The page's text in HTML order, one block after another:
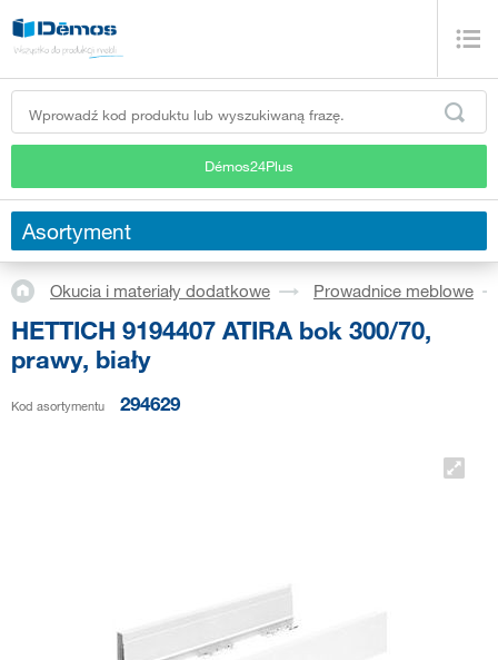
Démos24Plus
Asortyment
Okucia i materiały dodatkowe Prowadnice meblowe
HETTICH 9194407 ATIRA bok 300/70,
prawy, biały
Kod asortymentu 294629